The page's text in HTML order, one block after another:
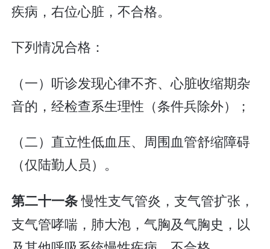
疾病，右位心脏，不合格。
下列情况合格：
（一）听诊发现心律不齐、心脏收缩期杂
音的，经检查系生理性（条件兵除外）；
（二）直立性低血压、周围血管舒缩障碍
（仅陆勤人员）。
第二十一条慢性支气管炎，支气管扩张，
支气管哮喘，肺大泡，气胸及气胸史，以